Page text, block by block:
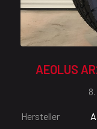
AEOLUS
Hersteller